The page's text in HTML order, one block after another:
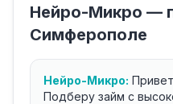
Нейро-Микро —
Симферополе
Нейро-Микро:
Подберу займ с